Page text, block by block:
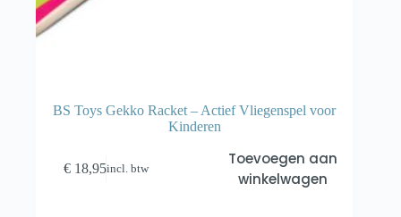
BS Toys Gekko Racket – Actief Vliegenspel voor
Kinderen
€ 18,95incl. btw
Toevoegen aan
winkelwagen